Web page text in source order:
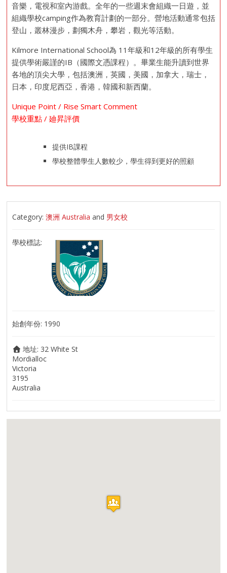
音樂，電視和室內游戲。全年的一些週末會組織一日遊，並
組織學校camping作為教育計劃的一部分。營地活動通常包括
登山，叢林漫步，劃獨木舟，攀岩，觀光等活動。
Kilmore International School為 11年級和12年級的所有學生
提供學術嚴謹的IB（國際文憑課程）。畢業生能升讀到世界
各地的頂尖大學，包括澳洲，英國，美國，加拿大，瑞士，
日本，印度尼西亞，香港，韓國和新西蘭。
Unique Point / Rise Smart Comment
學校重點 / 廸昇評價
提供IB課程
學校整體學生人數較少，學生得到更好的照顧
Category:澳洲 Australia and 男女校
學校標誌:
始創年份: 1990
地址: 32 White St
Mordialloc
Victoria
3195
Australia